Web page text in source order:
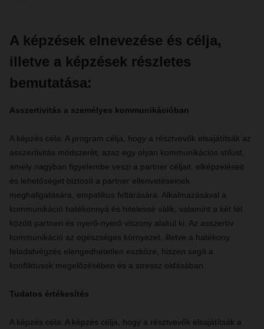
A képzések elnevezése és célja,
illetve a képzések részletes
bemutatása:
Asszertivitás a személyes kommunikációban
A képzés céla: A program célja, hogy a résztvevők elsajátítsák az
asszertivitás módszerét, azaz egy olyan kommunikációs stílust,
amely nagyban figyelembe veszi a partner céljait, elképzeléseit
és lehetőséget biztosít a partner ellenvetéseinek
meghallgatására, empatikus feltárására. Alkalmazásával a
kommunikáció hatékonnyá és hitelessé válik, valamint a két fél
között partneri és nyerő-nyerő viszony alakul ki. Az asszertív
kommunikáció az egészséges környezet, illetve a hatékony
feladatvégzés elengedhetetlen eszköze, hiszen segít a
konfliktusok megelőzésében és a stressz oldásában.
Tudatos értékesítés
A képzés céla: A képzés célja, hogy a résztvevők elsajátítsák a